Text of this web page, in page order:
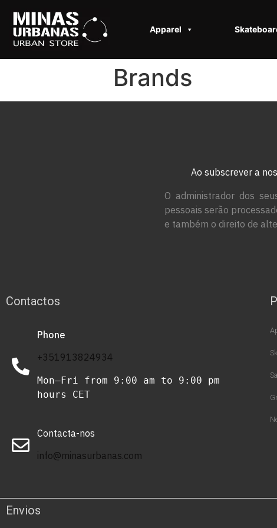
Apparel
Brands
Ao subscrever a
O administrador dos
pessoais serão
e também o direito de
Contactos
Phone
+351913824934
Mon–Fri from 9:00 am to 9:00 pm
hours CET
Contacta-nos
info@minasurbanas.com
Envios